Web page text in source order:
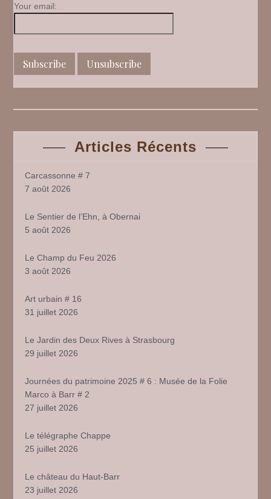
Your email:
Articles Récents
Carcassonne # 7
7 août 2026
Le Sentier de l’Ehn, à Obernai
5 août 2026
Le Champ du Feu 2026
3 août 2026
Art urbain # 16
31 juillet 2026
Le Jardin des Deux Rives à Strasbourg
29 juillet 2026
Journées du patrimoine 2025 # 6 : Musée de la Folie
Marco à Barr # 2
27 juillet 2026
Le télégraphe Chappe
25 juillet 2026
Le château du Haut-Barr
23 juillet 2026